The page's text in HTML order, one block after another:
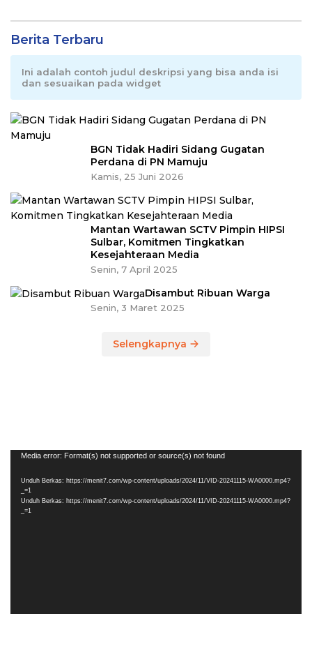
Berita Terbaru
Ini adalah contoh judul deskripsi yang bisa anda isi
dan sesuaikan pada widget
BGN Tidak Hadiri Sidang Gugatan
Perdana di PN Mamuju
Kamis, 25 Juni 2026
Mantan Wartawan SCTV Pimpin HIPSI
Sulbar, Komitmen Tingkatkan
Kesejahteraan Media
Senin, 7 April 2025
Disambut Ribuan Warga
Senin, 3 Maret 2025
Selengkapnya
Pemutar
Media error: Format(s) not supported or source(s) not found
Unduh Berkas: https://menit7.com/wp-content/uploads/2024/11/VID-20241115-WA0000.mp4?
_=1
Unduh Berkas: https://menit7.com/wp-content/uploads/2024/11/VID-20241115-WA0000.mp4?
_=1